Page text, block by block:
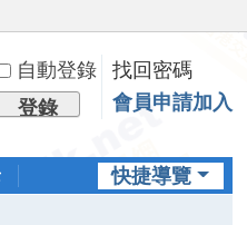
自動登錄
找回密碼
登錄 會員申請加入
快捷導覽